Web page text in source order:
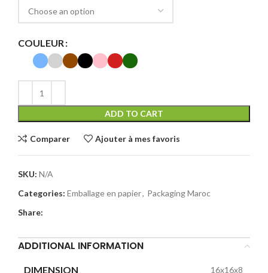
COULEUR
ADD TO CART
Comparer Ajouter à mes favoris
SKU: N/A
Categories: Emballage en papier, Packaging Maroc
Share:
ADDITIONAL INFORMATION
DIMENSION 16x16x8